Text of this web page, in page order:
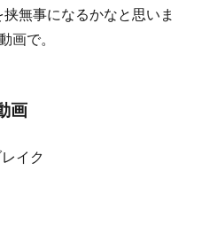
無事になるかなと思いま
画で。
画
イク